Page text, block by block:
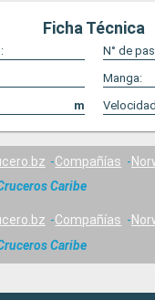
Ficha Técnica
N° de
Manga:
m
Compañías
Caribe
Compañías
Caribe